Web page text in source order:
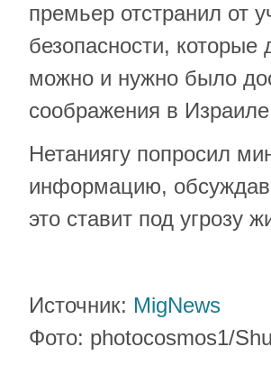
премьер отстранил от
безопасности,
можно и нужно было
соображения в
Нетаниягу попросил
информацию,
это ставит под угрозу
Источник: MigNews
Фото: photocosmos1/